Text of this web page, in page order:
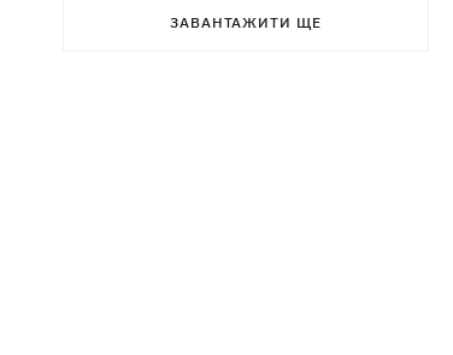
ЗАВАНТАЖИТИ ЩЕ